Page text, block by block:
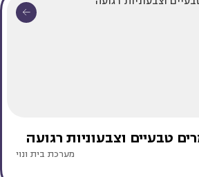
טבעיים וצבעוניות רגועה
מערכת בית ונוי